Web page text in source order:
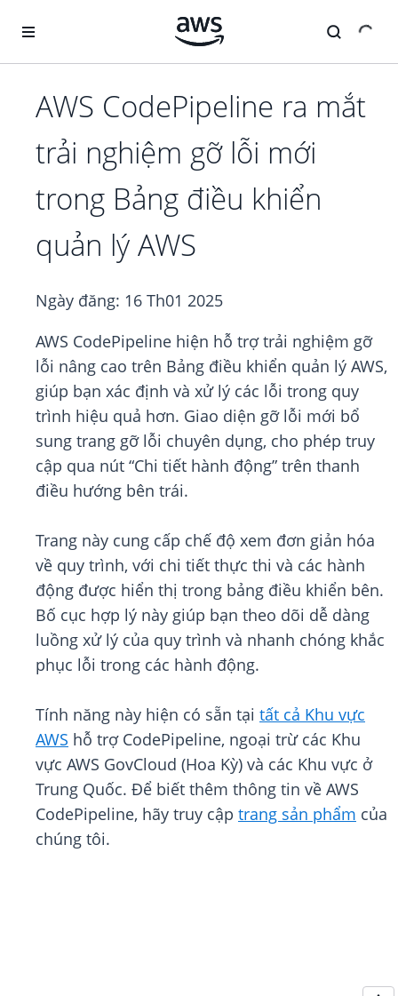
AWS CodePipeline ra mắt
trải nghiệm gỡ lỗi mới
trong Bảng điều khiển
quản lý AWS
Ngày đăng: 16 Th01 2025
AWS CodePipeline hiện hỗ trợ trải nghiệm gỡ
lỗi nâng cao trên Bảng điều khiển quản lý AWS,
giúp bạn xác định và xử lý các lỗi trong quy
trình hiệu quả hơn. Giao diện gỡ lỗi mới bổ
sung trang gỡ lỗi chuyên dụng, cho phép truy
cập qua nút “Chi tiết hành động” trên thanh
điều hướng bên trái.
Trang này cung cấp chế độ xem đơn giản hóa
về quy trình, với chi tiết thực thi và các hành
động được hiển thị trong bảng điều khiển bên.
Bố cục hợp lý này giúp bạn theo dõi dễ dàng
luồng xử lý của quy trình và nhanh chóng khắc
phục lỗi trong các hành động.
Tính năng này hiện có sẵn tại tất cả Khu vực
AWS hỗ trợ CodePipeline, ngoại trừ các Khu
vực AWS GovCloud (Hoa Kỳ) và các Khu vực ở
Trung Quốc. Để biết thêm thông tin về AWS
CodePipeline, hãy truy cập trang sản phẩm của
chúng tôi.